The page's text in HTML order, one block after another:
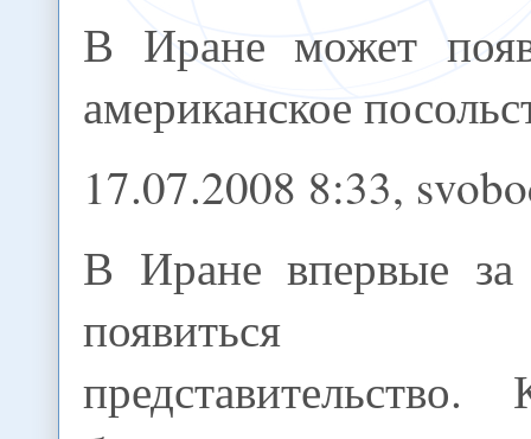
В Иране может
американское
17.07.2008 8:33,
В Иране впервые
появиться